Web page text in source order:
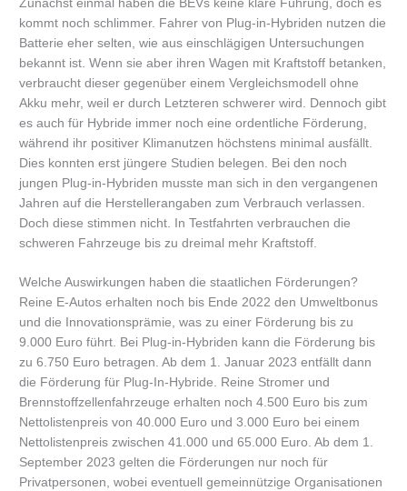
Zunächst einmal haben die BEVs keine klare Führung, doch es
kommt noch schlimmer. Fahrer von Plug-in-Hybriden nutzen die
Batterie eher selten, wie aus einschlägigen Untersuchungen
bekannt ist. Wenn sie aber ihren Wagen mit Kraftstoff betanken,
verbraucht dieser gegenüber einem Vergleichsmodell ohne
Akku mehr, weil er durch Letzteren schwerer wird. Dennoch gibt
es auch für Hybride immer noch eine ordentliche Förderung,
während ihr positiver Klimanutzen höchstens minimal ausfällt.
Dies konnten erst jüngere Studien belegen. Bei den noch
jungen Plug-in-Hybriden musste man sich in den vergangenen
Jahren auf die Herstellerangaben zum Verbrauch verlassen.
Doch diese stimmen nicht. In Testfahrten verbrauchen die
schweren Fahrzeuge bis zu dreimal mehr Kraftstoff.
Welche Auswirkungen haben die staatlichen Förderungen?
Reine E-Autos erhalten noch bis Ende 2022 den Umweltbonus
und die Innovationsprämie, was zu einer Förderung bis zu
9.000 Euro führt. Bei Plug-in-Hybriden kann die Förderung bis
zu 6.750 Euro betragen. Ab dem 1. Januar 2023 entfällt dann
die Förderung für Plug-In-Hybride. Reine Stromer und
Brennstoffzellenfahrzeuge erhalten noch 4.500 Euro bis zum
Nettolistenpreis von 40.000 Euro und 3.000 Euro bei einem
Nettolistenpreis zwischen 41.000 und 65.000 Euro. Ab dem 1.
September 2023 gelten die Förderungen nur noch für
Privatpersonen, wobei eventuell gemeinnützige Organisationen